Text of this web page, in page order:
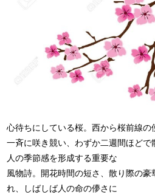
心待ちにしている桜。西から桜前線の
一斉に咲き競い、わずか二週間ほど
人の季節感を形成する重要な
風物詩。開花時間の短さ、散り際の
れ、しばしば人の命の儚さに